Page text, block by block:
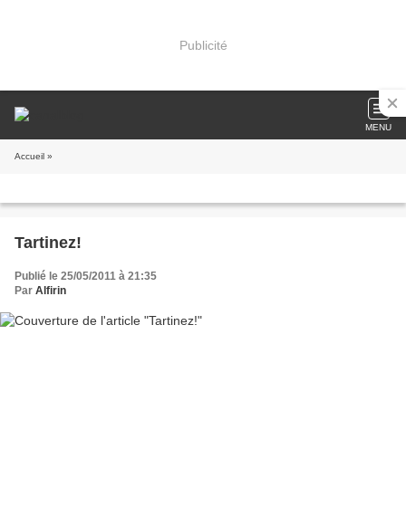
Publicité
MENU
Accueil »
Tartinez!
Publié le 25/05/2011 à 21:35
Par Alfirin